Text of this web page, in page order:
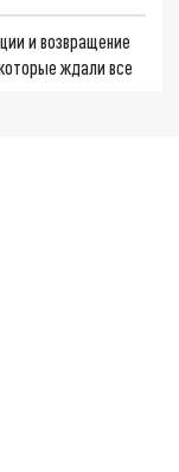
и возвращение
ждали все